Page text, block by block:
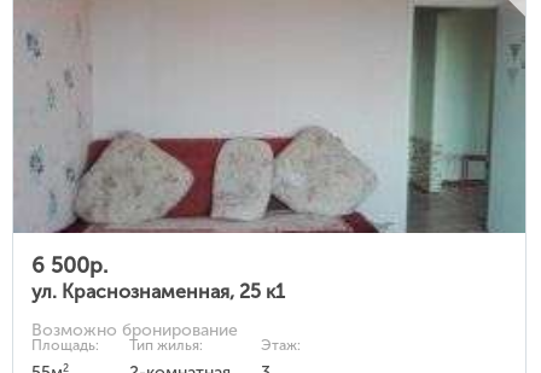
6 500р.
ул. Краснознаменная, 25 к1
Возможно бронирование
Площадь:
2
Тип жилья: Этаж: